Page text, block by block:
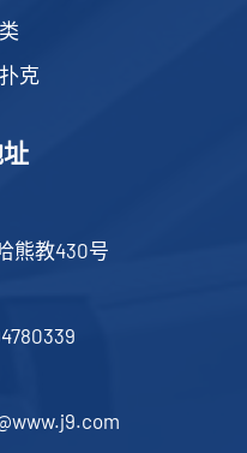
克
熊教430号